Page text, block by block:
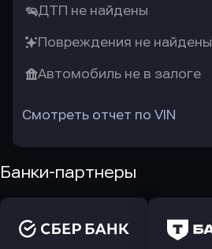
ДТП не найдены
Повреждения не найдены
Автомобиль не в залоге
Смотреть отчет по VIN
Банки-партнеры